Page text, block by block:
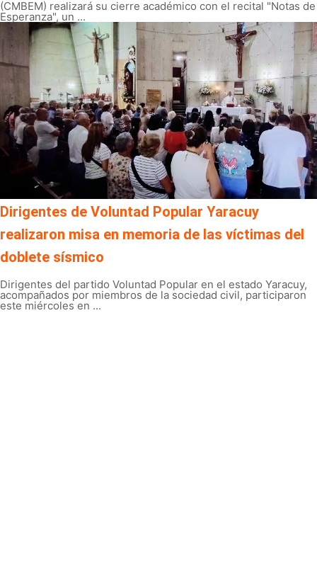
(CMBEM) realizará su cierre académico con el recital "Notas de
Esperanza", un ...
Dirigentes de Voluntad Popular Yaracuy
realizaron misa en memoria de las víctimas del
doblete sísmico
Dirigentes del partido Voluntad Popular en el estado Yaracuy,
acompañados por miembros de la sociedad civil, participaron
este miércoles en ...